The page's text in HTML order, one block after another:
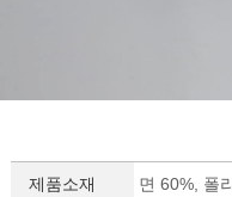
제품소재 면 60%, 폴